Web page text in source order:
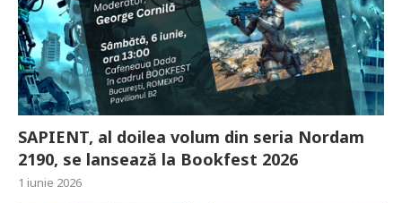
SAPIENT, al doilea volum din seria Nordam
2190, se lansează la Bookfest 2026
1 iunie 2026